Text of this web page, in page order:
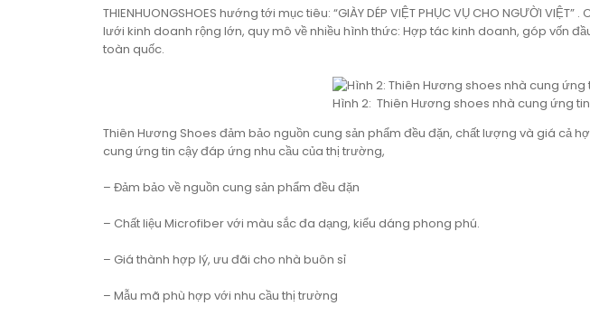
THIENHUONGSHOES hướng tới mục tiêu: “GIÀY DÉP VIỆT PHỤC VỤ CHO NGƯỜI
lưới kinh doanh rộng lớn, quy mô về nhiều hình thức: Hợp tác kinh doanh, góp vốn
toàn quốc.
Hình 2: Thiên Hương shoes nhà cung ứng
Thiên Hương Shoes đảm bảo nguồn cung sản phẩm đều đặn, chất lượng và giá cả
cung ứng tin cậy đáp ứng nhu cầu của thị trường,
– Đảm bảo về nguồn cung sản phẩm đều đặn
– Chất liệu Microfiber với màu sắc đa dạng, kiểu dáng phong phú.
– Giá thành hợp lý, ưu đãi cho nhà buôn sỉ
– Mẫu mã phù hợp với nhu cầu thị trường